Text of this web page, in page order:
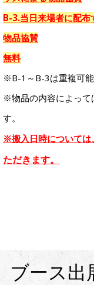
B-3.当日来場者に配
物品協賛
無料
※B-1～B-3は重複可能
※物品の内容によっ
す。
※搬入日時については
ただきます。
ブース出